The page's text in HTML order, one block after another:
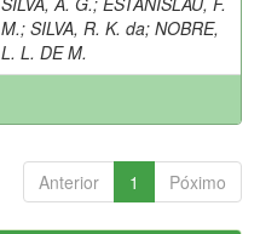
M.; SILVA, R. K. da; NOBRE,
L. L. DE M.
Anterior 1 Póximo